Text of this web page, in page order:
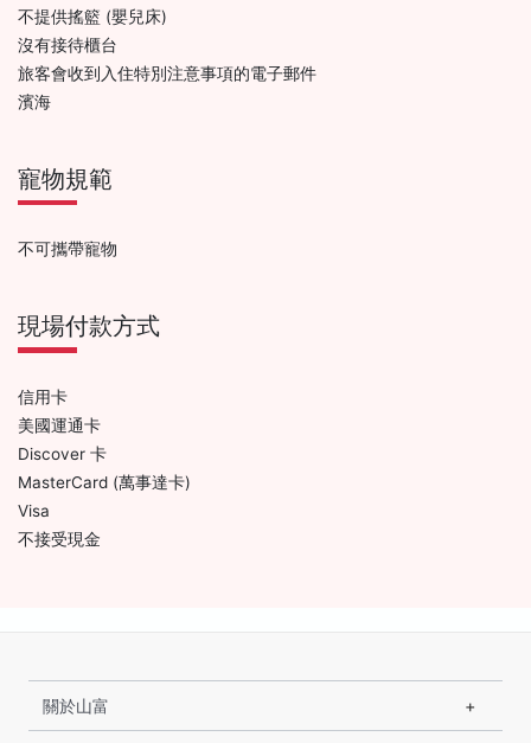
不提供搖籃 (嬰兒床)
沒有接待櫃台
旅客會收到入住特別注意事項的電子郵件
濱海
寵物規範
不可攜帶寵物
現場付款方式
信用卡
美國運通卡
Discover 卡
MasterCard (萬事達卡)
Visa
不接受現金
關於山富